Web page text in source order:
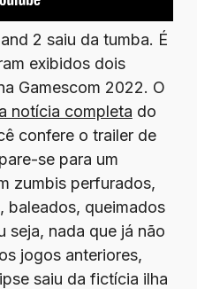
2 saiu da tumba. É
exibidos dois
Gamescom 2022. O
notícia completa do
confere o trailer de
se para um
zumbis perfurados,
baleados, queimados
seja, nada que já não
jogos anteriores,
saiu da fictícia ilha